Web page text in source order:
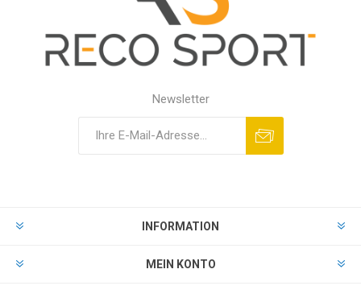
Newsletter
INFORMATION
MEIN KONTO